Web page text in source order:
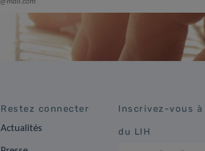
Restez connecter
Actualités
Inscrivez-vous
du LIH